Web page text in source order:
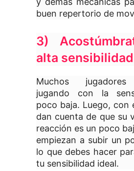
buen repertorio de
3)
alta sensibilidad
Muchos jugadores
jugando con la
poco baja. Luego, con
dan cuenta de que su
reacción es un poco
empiezan a subir un
lo que debes hacer
tu sensibilidad ideal.